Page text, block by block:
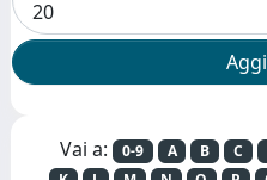
Vai a: 0-9 A B C